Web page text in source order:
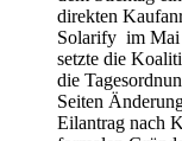
direkten
Solarify im Mai
setzte die
die
Seiten
Eilantrag nach